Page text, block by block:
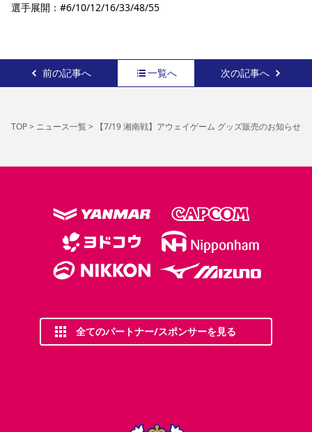
選手展開：#6/10/12/16/33/48/55
前の記事へ 一覧へ 次の記事へ
TOP> ニュース一覧> 【7/19 湘南戦】アウェイゲーム グッズ販売のお知らせ
全てのパートナー/スポンサーを見る